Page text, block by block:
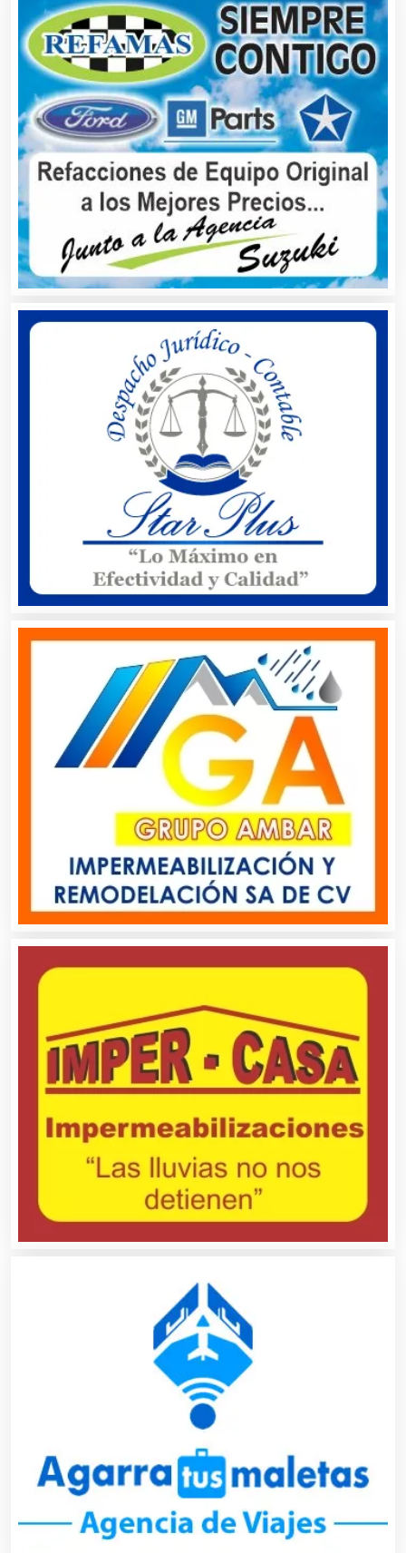
Alquiler de Sillas y Mesas
Alquiler de Trajes de Etiqueta
Alta Costura
Análisis Clínicos
Análisis de Aguas
Animadores de Eventos
Aparatos y Equipos Eléctricos
Arquitectos
Artes Gráficas
Artículos de Oficina
Artículos de Piel
Artículos Importados
Artículos para el Hogar
Artículos para Regalos
Artículos Publicitarios
Asesores Técnicos
Asesoría Fiscal